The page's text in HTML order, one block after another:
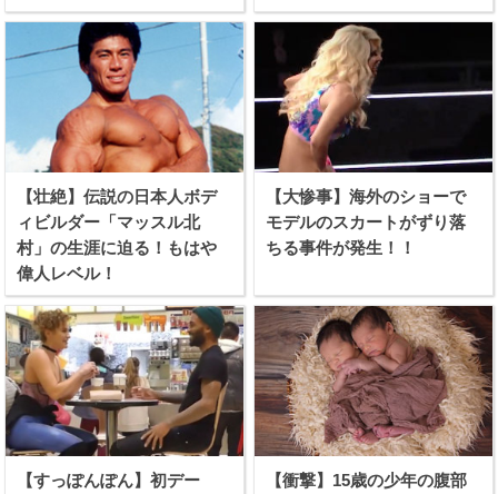
【壮絶】伝説の日本人ボデ
ィビルダー「マッスル北
村」の生涯に迫る！もはや
偉人レベル！
【大惨事】海外のショーで
モデルのスカートがずり落
ちる事件が発生！！
【すっぽんぽん】初デー
【衝撃】15歳の少年の腹部